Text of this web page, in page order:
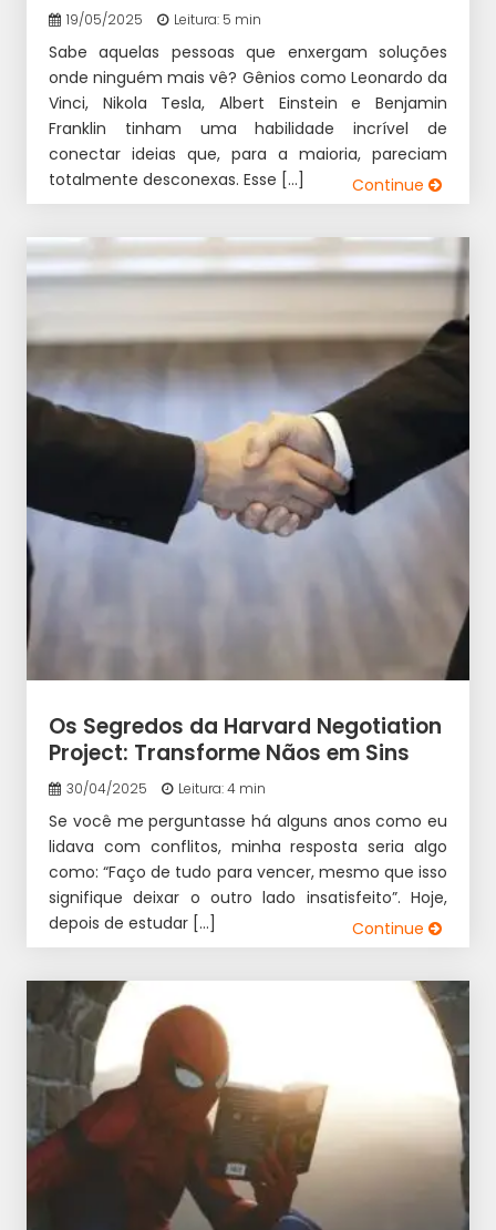
19/05/2025 Leitura: 5 min
Sabe aquelas pessoas que enxergam soluções
onde ninguém mais vê? Gênios como Leonardo da
Vinci, Nikola Tesla, Albert Einstein e Benjamin
Franklin tinham uma habilidade incrível de
conectar ideias que, para a maioria, pareciam
totalmente desconexas. Esse […]
Continue
Os Segredos da Harvard Negotiation
Project: Transforme Nãos em Sins
30/04/2025 Leitura: 4 min
Se você me perguntasse há alguns anos como eu
lidava com conflitos, minha resposta seria algo
como: “Faço de tudo para vencer, mesmo que isso
signifique deixar o outro lado insatisfeito”. Hoje,
depois de estudar […]
Continue